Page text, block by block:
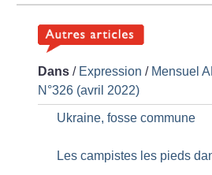
Dans / Expression / Mensuel
N°326 (avril 2022)
Ukraine, fosse commune
Les campistes les pieds